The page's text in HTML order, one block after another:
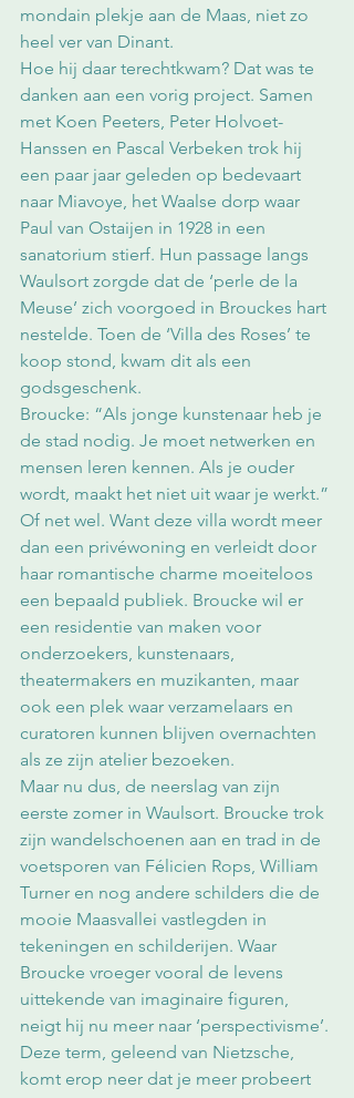
mondain plekje aan de Maas, niet zo
heel ver van Dinant.
Hoe hij daar terechtkwam? Dat was te
danken aan een vorig project. Samen
met Koen Peeters, Peter Holvoet-
Hanssen en Pascal Verbeken trok hij
een paar jaar geleden op bedevaart
naar Miavoye, het Waalse dorp waar
Paul van Ostaijen in 1928 in een
sanatorium stierf. Hun passage langs
Waulsort zorgde dat de ‘perle de la
Meuse’ zich voorgoed in Brouckes hart
nestelde. Toen de ‘Villa des Roses’ te
koop stond, kwam dit als een
godsgeschenk.
Broucke: “Als jonge kunstenaar heb je
de stad nodig. Je moet netwerken en
mensen leren kennen. Als je ouder
wordt, maakt het niet uit waar je werkt.”
Of net wel. Want deze villa wordt meer
dan een privéwoning en verleidt door
haar romantische charme moeiteloos
een bepaald publiek. Broucke wil er
een residentie van maken voor
onderzoekers, kunstenaars,
theatermakers en muzikanten, maar
ook een plek waar verzamelaars en
curatoren kunnen blijven overnachten
als ze zijn atelier bezoeken.
Maar nu dus, de neerslag van zijn
eerste zomer in Waulsort. Broucke trok
zijn wandelschoenen aan en trad in de
voetsporen van Félicien Rops, William
Turner en nog andere schilders die de
mooie Maasvallei vastlegden in
tekeningen en schilderijen. Waar
Broucke vroeger vooral de levens
uittekende van imaginaire figuren,
neigt hij nu meer naar ‘perspectivisme’.
Deze term, geleend van Nietzsche,
komt erop neer dat je meer probeert